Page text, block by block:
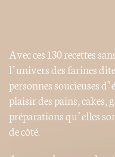
Avec ces 130 recettes
l’univers des farines
personnes soucieuses
plaisir des pains, cakes,
préparations qu’elles
de côté.